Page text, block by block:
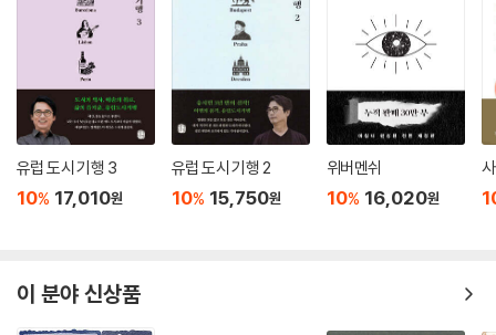
유럽 도시 기행 3
10% 17,010원
유럽 도시 기행 2
10% 15,750원
위버멘쉬
10% 16,020원
이 분야 신상품